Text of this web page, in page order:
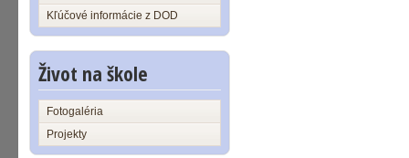
Kľúčové informácie z DOD
Život na škole
Fotogaléria
Projekty